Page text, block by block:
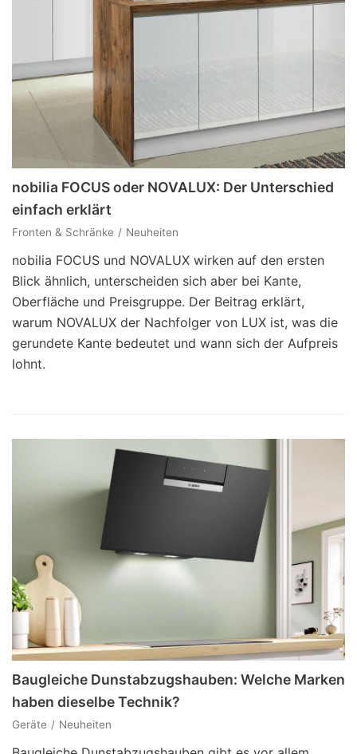
nobilia FOCUS oder NOVALUX: Der Unterschied
einfach erklärt
Fronten & Schränke Neuheiten
nobilia FOCUS und NOVALUX wirken auf den ersten
Blick ähnlich, unterscheiden sich aber bei Kante,
Oberfläche und Preisgruppe. Der Beitrag erklärt,
warum NOVALUX der Nachfolger von LUX ist, was die
gerundete Kante bedeutet und wann sich der Aufpreis
lohnt.
Baugleiche Dunstabzugshauben: Welche Marken
haben dieselbe Technik?
Geräte Neuheiten